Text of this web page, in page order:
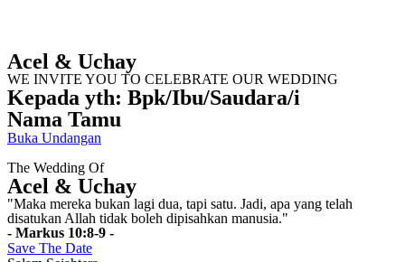
Acel & Uchay
WE INVITE YOU TO CELEBRATE OUR WEDDING
Kepada yth: Bpk/Ibu/Saudara/i
Nama Tamu
Buka Undangan
The Wedding Of
Acel & Uchay
"Maka mereka bukan lagi dua, tapi satu. Jadi, apa yang telah
disatukan Allah tidak boleh dipisahkan manusia."
- Markus 10:8-9 -
Save The Date